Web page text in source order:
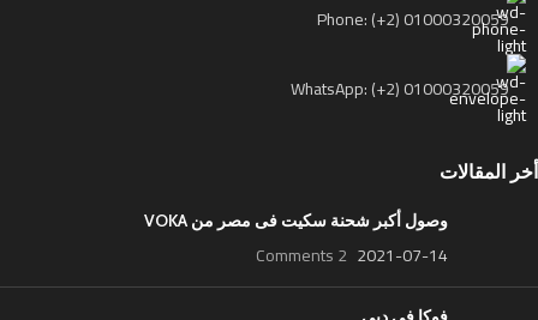
Phone: (+2) 01000320059
WhatsApp: (+2) 01000320059
أخر المقالات
وصول أكبر شحنة سكيت فى مصر من VOKA
2021-07-14
2 Comments